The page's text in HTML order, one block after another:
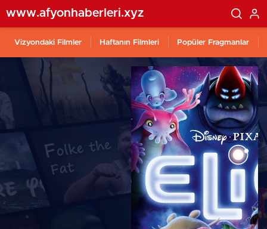
www.afyonhaberleri.xyz
Vizyondaki Filmler Haftanın Filmleri Popüler Fragmanlar